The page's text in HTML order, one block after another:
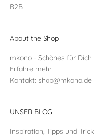
B2B
About the Shop
mkono - Schönes für Dich
Erfahre mehr
Kontakt: shop@mkono.de
UNSER BLOG
Inspiration, Tipps und